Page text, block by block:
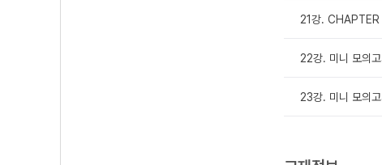
21강.
22강. 미니 모의고
23강. 미니 모의